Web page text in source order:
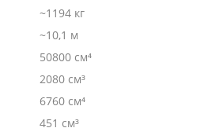
~1194 кг
~10,1 м
50800 см⁴
2080 см³
6760 см⁴
451 см³